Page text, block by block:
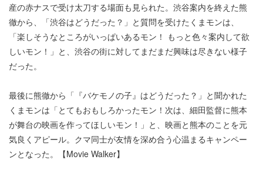
産の赤ナスで受け太刀する場面も見られた。渋谷案内を終えた熊
徹から、「渋谷はどうだった？」と質問を受けたくまモンは、
「楽しそうなところがいっぱいあるモン！ もっと色々案内して欲
しいモン！」と、渋谷の街に対してまだまだ興味は尽きない様子
だった。
最後に熊徹から「『バケモノの子』はどうだった？」と聞かれた
くまモンは「とてもおもしろかったモン！次は、細田監督に熊本
が舞台の映画を作ってほしいモン！」と、映画と熊本のことを元
気良くアピール。クマ同士が友情を深め合う心温まるキャンペー
ンとなった。【Movie Walker】